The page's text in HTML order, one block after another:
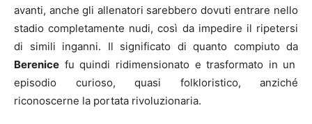
avanti, anche gli allenatori sarebbero dovuti entrare nello
stadio completamente nudi, così da impedire il ripetersi
di simili inganni. Il significato di quanto compiuto da
Berenice fu quindi ridimensionato e trasformato in un
episodio curioso, quasi folkloristico, anziché
riconoscerne la portata rivoluzionaria.